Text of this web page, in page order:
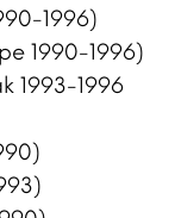
1996)
1990-1996)
1993-1996